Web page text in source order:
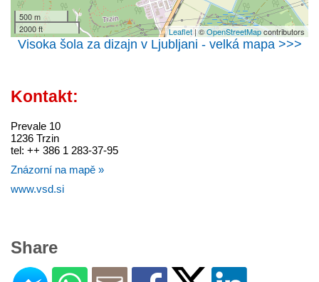
500 m
2000 ft
Leaflet| ©OpenStreetMapcontributors
Visoka šola za dizajn v Ljubljani - velká mapa >>>
Kontakt:
Prevale 10
1236 Trzin
tel: ++ 386 1 283-37-95
Znázorní na mapě »
www.vsd.si
Share